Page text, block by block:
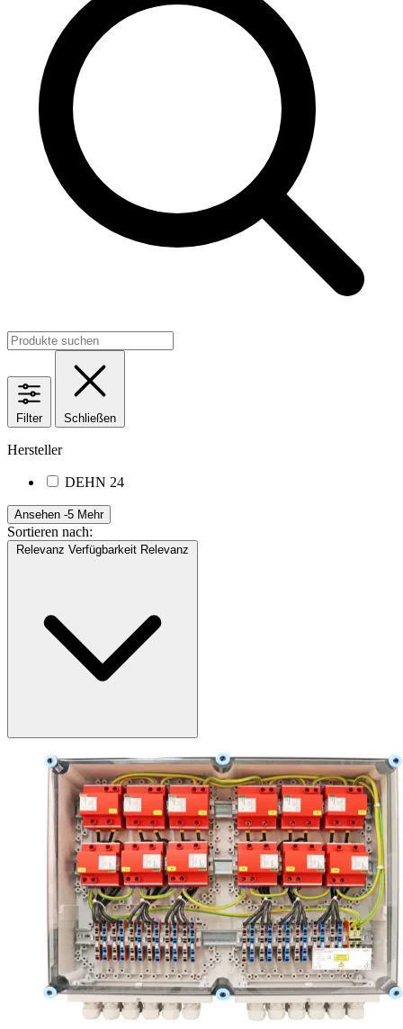
Filter Schließen
Hersteller
DEHN 24
Ansehen -5 Mehr
Sortieren nach:
Relevanz Verfügbarkeit Relevanz